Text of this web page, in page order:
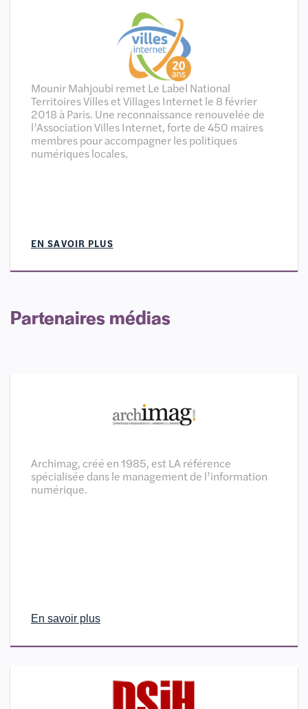
Mounir Mahjoubi remet Le Label National
Territoires Villes et Villages Internet le 8 février
2018 à Paris. Une reconnaissance renouvelée de
l’Association Villes Internet, forte de 450 maires
membres pour accompagner les politiques
numériques locales.
EN SAVOIR PLUS
Partenaires médias
Archimag, créé en 1985, est LA référence
spécialisée dans le management de l’information
numérique.
En savoir plus